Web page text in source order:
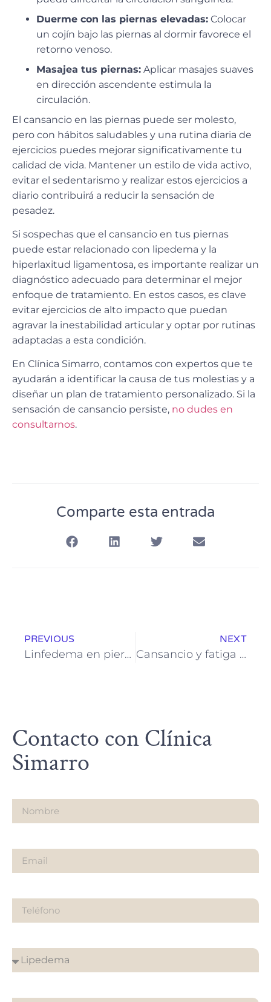
Duerme con las piernas elevadas: Colocar
un cojín bajo las piernas al dormir favorece el
retorno venoso.
Masajea tus piernas: Aplicar masajes suaves
en dirección ascendente estimula la
circulación.
El cansancio en las piernas puede ser molesto,
pero con hábitos saludables y una rutina diaria de
ejercicios puedes mejorar significativamente tu
calidad de vida. Mantener un estilo de vida activo,
evitar el sedentarismo y realizar estos ejercicios a
diario contribuirá a reducir la sensación de
pesadez.
Si sospechas que el cansancio en tus piernas
puede estar relacionado con lipedema y la
hiperlaxitud ligamentosa, es importante realizar un
diagnóstico adecuado para determinar el mejor
enfoque de tratamiento. En estos casos, es clave
evitar ejercicios de alto impacto que puedan
agravar la inestabilidad articular y optar por rutinas
adaptadas a esta condición.
En Clínica Simarro, contamos con expertos que te
ayudarán a identificar la causa de tus molestias y a
diseñar un plan de tratamiento personalizado. Si la
sensación de cansancio persiste, no dudes en
consultarnos.
Comparte esta entrada
PREVIOUS
Linfedema en piernas: Cómo prevenir y diferenciar de lipedema
NEXT
Cansancio y fatiga constante: Causas comunes y cómo recuperar la energía
Contacto con Clínica
Simarro